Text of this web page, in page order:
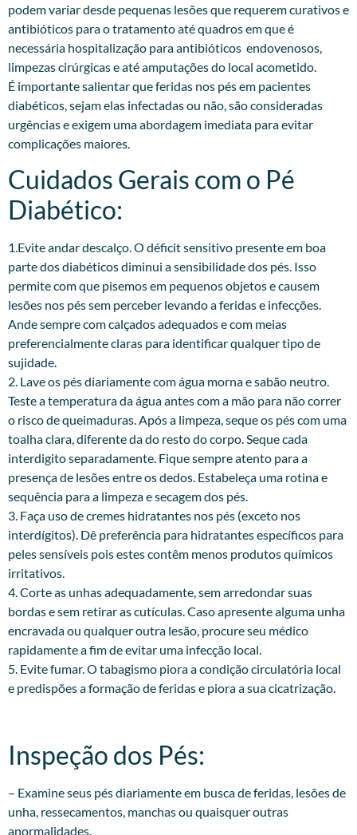
podem variar desde pequenas lesões que requerem curativos e
antibióticos para o tratamento até quadros em que é
necessária hospitalização para antibióticos endovenosos,
limpezas cirúrgicas e até amputações do local acometido.
É importante salientar que feridas nos pés em pacientes
diabéticos, sejam elas infectadas ou não, são consideradas
urgências e exigem uma abordagem imediata para evitar
complicações maiores.
Cuidados Gerais com o Pé
Diabético:
1.Evite andar descalço. O déficit sensitivo presente em boa
parte dos diabéticos diminui a sensibilidade dos pés. Isso
permite com que pisemos em pequenos objetos e causem
lesões nos pés sem perceber levando a feridas e infecções.
Ande sempre com calçados adequados e com meias
preferencialmente claras para identificar qualquer tipo de
sujidade.
2. Lave os pés diariamente com água morna e sabão neutro.
Teste a temperatura da água antes com a mão para não correr
o risco de queimaduras. Após a limpeza, seque os pés com uma
toalha clara, diferente da do resto do corpo. Seque cada
interdigito separadamente. Fique sempre atento para a
presença de lesões entre os dedos. Estabeleça uma rotina e
sequência para a limpeza e secagem dos pés.
3. Faça uso de cremes hidratantes nos pés (exceto nos
interdígitos). Dê preferência para hidratantes específicos para
peles sensíveis pois estes contêm menos produtos químicos
irritativos.
4. Corte as unhas adequadamente, sem arredondar suas
bordas e sem retirar as cutículas. Caso apresente alguma unha
encravada ou qualquer outra lesão, procure seu médico
rapidamente a fim de evitar uma infecção local.
5. Evite fumar. O tabagismo piora a condição circulatória local
e predispões a formação de feridas e piora a sua cicatrização.
Inspeção dos Pés:​
– Examine seus pés diariamente em busca de feridas, lesões de
unha, ressecamentos, manchas ou quaisquer outras
anormalidades.